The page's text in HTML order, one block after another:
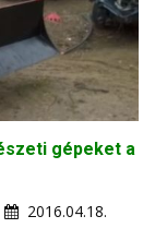
gépeket a
2016.04.18.